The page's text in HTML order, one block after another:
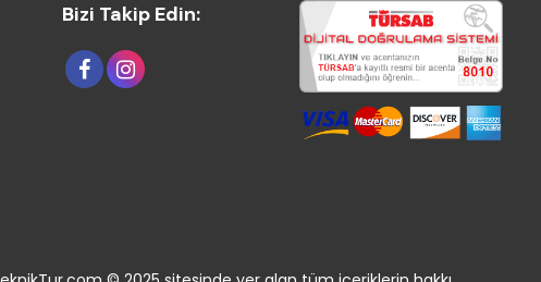
Bizi Takip Edin: